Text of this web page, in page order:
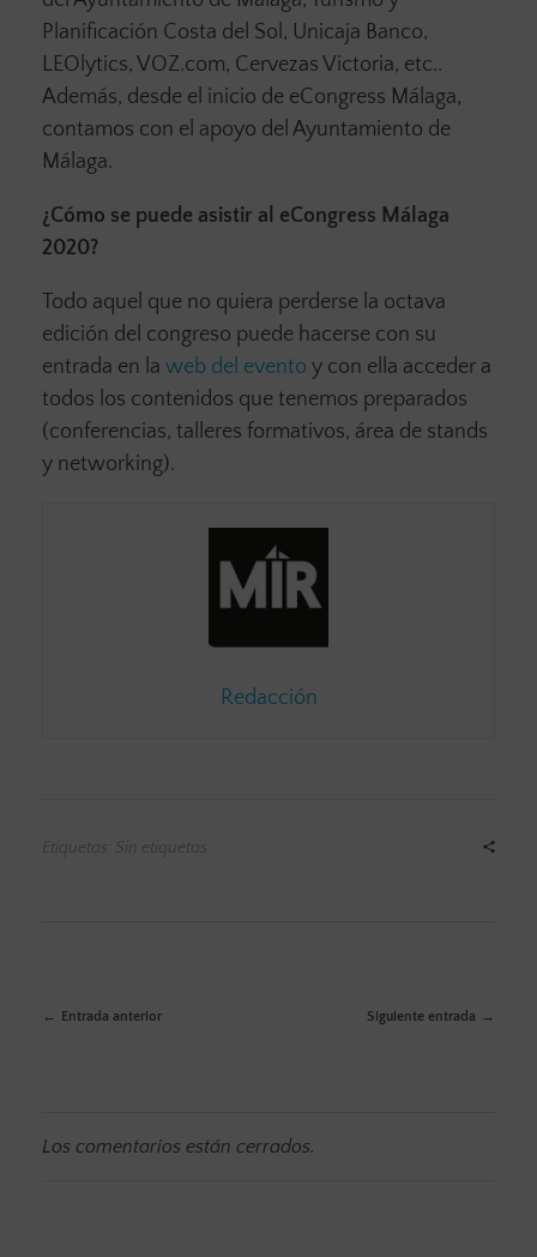
Planificación Costa del Sol, Unicaja Banco,
LEOlytics, VOZ.com, Cervezas Victoria, etc..
Además, desde el inicio de eCongress Málaga,
contamos con el apoyo del Ayuntamiento de
Málaga.
¿Cómo se puede asistir al eCongress Málaga
2020?
Todo aquel que no quiera perderse la octava
edición del congreso puede hacerse con su
entrada en la web del evento y con ella acceder a
todos los contenidos que tenemos preparados
(conferencias, talleres formativos, área de stands
y networking).
Redacción
Etiquetas: Sin etiquetas
Entrada anterior Siguiente entrada
Los comentarios están cerrados.